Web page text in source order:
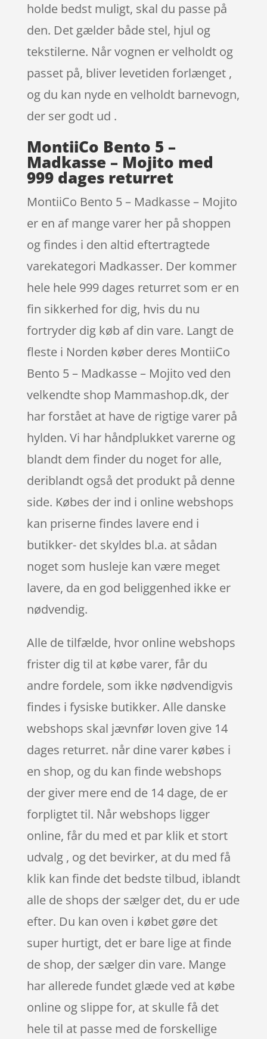
holde bedst muligt, skal du passe på
den. Det gælder både stel, hjul og
tekstilerne. Når vognen er velholdt og
passet på, bliver levetiden forlænget ,
og du kan nyde en velholdt barnevogn,
der ser godt ud .
MontiiCo Bento 5 –
Madkasse – Mojito med
999 dages returret
MontiiCo Bento 5 – Madkasse – Mojito
er en af mange varer her på shoppen
og findes i den altid eftertragtede
varekategori Madkasser. Der kommer
hele hele 999 dages returret som er en
fin sikkerhed for dig, hvis du nu
fortryder dig køb af din vare. Langt de
fleste i Norden køber deres MontiiCo
Bento 5 – Madkasse – Mojito ved den
velkendte shop Mammashop.dk, der
har forstået at have de rigtige varer på
hylden. Vi har håndplukket varerne og
blandt dem finder du noget for alle,
deriblandt også det produkt på denne
side. Købes der ind i online webshops
kan priserne findes lavere end i
butikker- det skyldes bl.a. at sådan
noget som husleje kan være meget
lavere, da en god beliggenhed ikke er
nødvendig.
Alle de tilfælde, hvor online webshops
frister dig til at købe varer, får du
andre fordele, som ikke nødvendigvis
findes i fysiske butikker. Alle danske
webshops skal jævnfør loven give 14
dages returret. når dine varer købes i
en shop, og du kan finde webshops
der giver mere end de 14 dage, de er
forpligtet til. Når webshops ligger
online, får du med et par klik et stort
udvalg , og det bevirker, at du med få
klik kan finde det bedste tilbud, iblandt
alle de shops der sælger det, du er ude
efter. Du kan oven i købet gøre det
super hurtigt, det er bare lige at finde
de shop, der sælger din vare. Mange
har allerede fundet glæde ved at købe
online og slippe for, at skulle få det
hele til at passe med de forskellige